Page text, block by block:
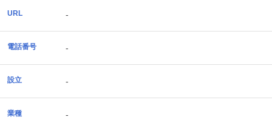
URL -
電話番号 -
設立 -
業種 -